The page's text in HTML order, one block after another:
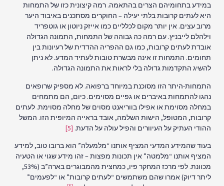
במידע בתחומיהם הצרים בהתאמה. רמה קיצונית כזו של התמחות
היא לעתים קרובות בלתי יעילה – החוקרים מסתכנים באיבוד היער
מרוב עצים. אין יותר מקום לכלליים כמו אייזק ניוטון או גוטפריד
וילהלם לייבניץ. עם רמה כה גבוהה של התמחות, התמונה הגדולה
אובדת לעתים קרובות, כמו גם ההפריה ההדדית של רעיונות בין
תחומים. התמחות זו אינה מבשרת טובות לעתיד המדע. לא ניתן
להשיג התקדמות גדולה בלי לראות את התמונה הגדולה.
התמחות-היתר הזו מסוכנת במיוחד ברפואה. לא מספיק שרופאים
נהגו להתמחות באיברים או גפיים מסוימים. כיום, הם מתמחים
במחלה מסוימת או אפילו בווריאנט מסוים של מחלה מסוימת. לעתים
קרובות, המטופל, הישות השלמה, אובד בראייה המיופית הזו. המשל
ההודי העתיק על העיוורים והפיל עולה על הדעת. [5]
בעוד שהמידע המדעי המציף אותנו “מלמעלה” הוא ברובו טוב, למידע
המציף אותנו “מלמטה” אין תכונות מפצות – זהו מידע שגוי או הטעיה
מכוונת. לפי מרכז המחקר פיו, כמחצית מהמבוגרים בארה”ב (53%,
ליתר דיוק) אמרו שהם משתמשים “לעתים קרובות” או “לפעמים”